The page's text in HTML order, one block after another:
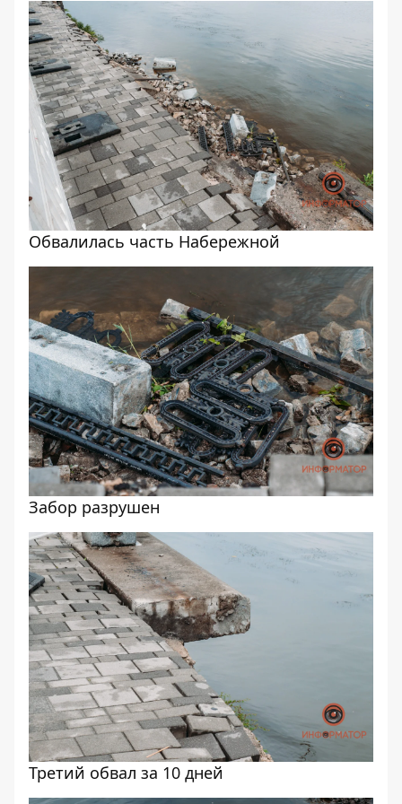
Обвалилась часть Набережной
Забор разрушен
Третий обвал за 10 дней